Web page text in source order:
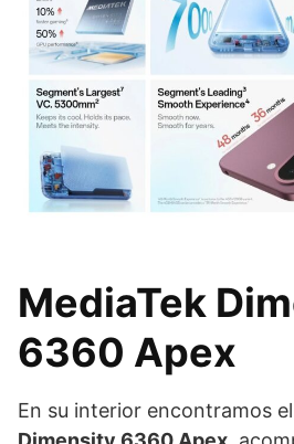
MediaTek
6360 Apex
En su interior encontramos